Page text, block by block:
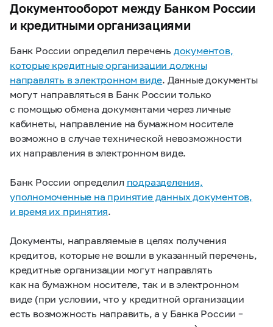
Документооборот между Банком России
и кредитными организациями
Банк России определил перечень документов,
которые кредитные организации должны
направлять в электронном виде. Данные документы
могут направляться в Банк России только
с помощью обмена документами через личные
кабинеты, направление на бумажном носителе
возможно в случае технической невозможности
их направления в электронном виде.
Банк России определил подразделения,
уполномоченные на принятие данных документов,
и время их принятия.
Документы, направляемые в целях получения
кредитов, которые не вошли в указанный перечень,
кредитные организации могут направлять
как на бумажном носителе, так и в электронном
виде (при условии, что у кредитной организации
есть возможность направить, а у Банка России –